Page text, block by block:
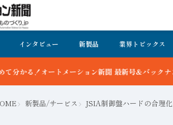
インタビュー 新製品 業界トピックス
ョン新聞 最新号＆バックナンバーを無料で公開中
新製品/サービス JSIA制御盤ハードの合理